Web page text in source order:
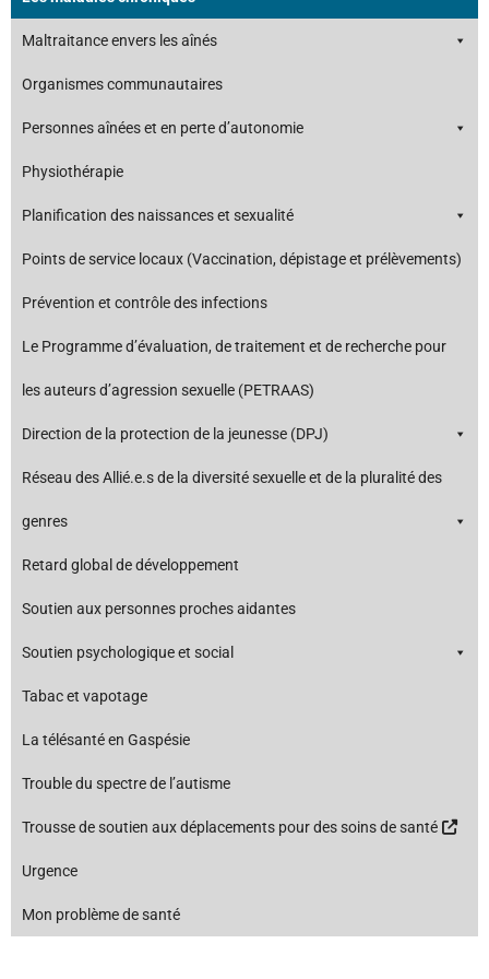
Maltraitance envers les aînés
Organismes communautaires
Personnes aînées et en perte d’autonomie
Physiothérapie
Planification des naissances et sexualité
Points de service locaux (Vaccination, dépistage et prélèvements)
Prévention et contrôle des infections
Le Programme d’évaluation, de traitement et de recherche pour
les auteurs d’agression sexuelle (PETRAAS)
Direction de la protection de la jeunesse (DPJ)
Réseau des Allié.e.s de la diversité sexuelle et de la pluralité des
genres
Retard global de développement
Soutien aux personnes proches aidantes
Soutien psychologique et social
Tabac et vapotage
La télésanté en Gaspésie
Trouble du spectre de l’autisme
Trousse de soutien aux déplacements pour des soins de santé
Urgence
Mon problème de santé